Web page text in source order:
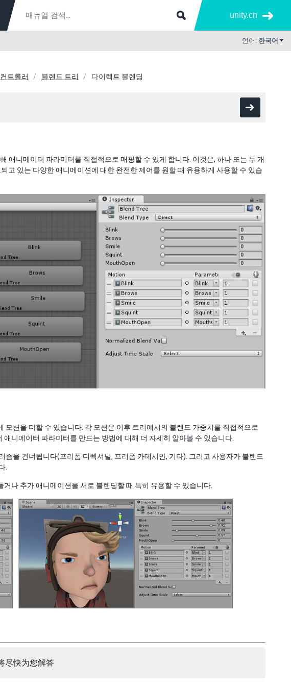
unity.cn
언어: 한국어
트롤러 블렌드 트리 다이렉트 블렌딩
애니메이터 파라미터를 직접적으로 매핑할 수 있게 합니다. 이것은, 하나 또는 두 개
고 있는 다양한 애니메이션에 대한 완전한 제어를 원할 때 유용하게 사용할 수 있습
션을 더할 수 있습니다. 각 모션은 이후 트리에서의 블렌드 가중치를 직접적으로
애니메이터 파라미터를 만드는 방법에 대해 더 자세히 알아볼 수 있습니다.
을 건너뜁니다(프리폼 디렉셔널, 프리폼 카테시안, 기타). 그리고 사용자가 블렌드
.
나 추가 애니메이션을 서로 블렌딩할 때 특히 유용할 수 있습니다.
尽快为您解答